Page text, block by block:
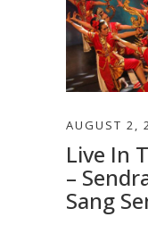
AUGUST 2,
Live In
–
Sang